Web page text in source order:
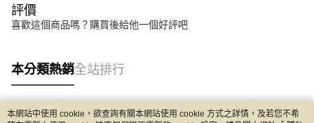
評價
喜歡這個商品嗎？購買後給他一個好評吧
本分類熱銷全站排行
本網站中使用 cookie，欲查詢有關本網站使用 cookie 方式之詳情，及若您不希